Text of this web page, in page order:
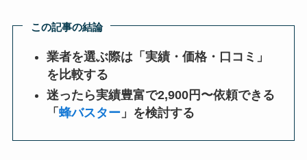
この記事の結論
業者を選ぶ際は「実績・価格・口コミ」
を比較する
迷ったら実績豊富で2,900円〜依頼できる
「蜂バスター 」を検討する